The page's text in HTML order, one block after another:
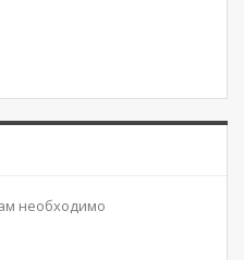
необходимо